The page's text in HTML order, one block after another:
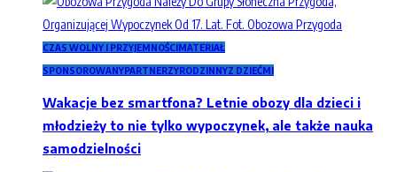
CZAS WOLNY I PRZYJEMNOŚCIMATERIAŁ
SPONSOROWANYPARTNERZYRODZINNYZ DZIEĆMI
Wakacje bez smartfona? Letnie obozy dla dzieci i
młodzieży to nie tylko wypoczynek, ale także nauka
samodzielności